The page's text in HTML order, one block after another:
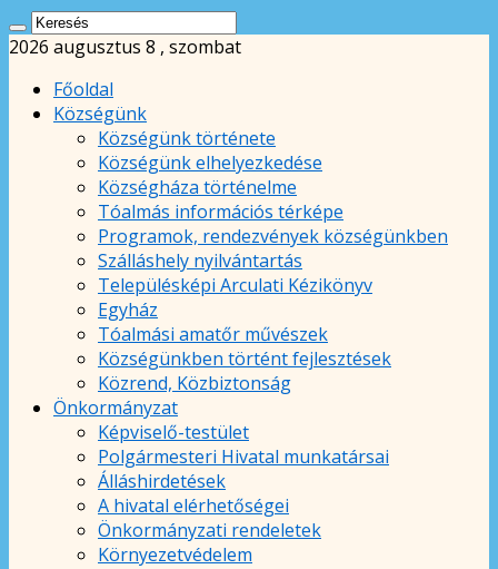
2026 augusztus 8 , szombat
Főoldal
Községünk
Községünk története
Községünk elhelyezkedése
Községháza történelme
Tóalmás információs térképe
Programok, rendezvények községünkben
Szálláshely nyilvántartás
Településképi Arculati Kézikönyv
Egyház
Tóalmási amatőr művészek
Községünkben történt fejlesztések
Közrend, Közbiztonság
Önkormányzat
Képviselő-testület
Polgármesteri Hivatal munkatársai
Álláshirdetések
A hivatal elérhetőségei
Önkormányzati rendeletek
Környezetvédelem